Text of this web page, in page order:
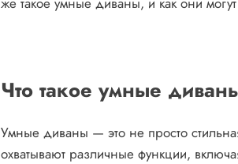
Что такое умные
Умные диваны — это не просто
охватывают различные функции,